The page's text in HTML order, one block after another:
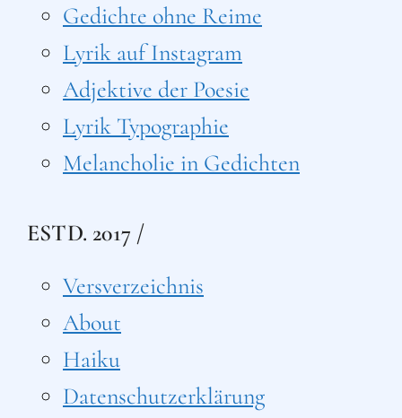
Gedichte ohne Reime
Lyrik auf Instagram
Adjektive der Poesie
Lyrik Typographie
Melancholie in Gedichten
ESTD. 2017 /
Versverzeichnis
About
Haiku
Datenschutzerklärung